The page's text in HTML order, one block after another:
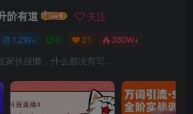
阶有道 关注
1.2W+ 0 21 380W+
家伙很懒，什么都没有写...